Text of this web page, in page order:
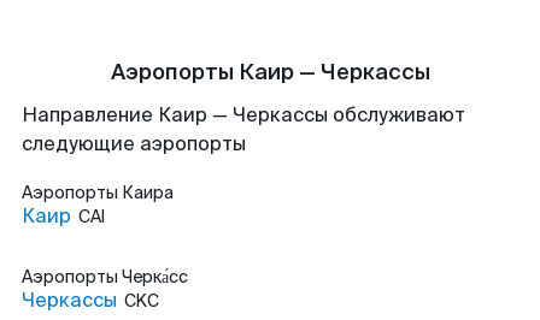
Аэропорты Каир — Черкассы
Направление Каир — Черкассы обслуживают
следующие аэропорты
Аэропорты Каира
Каир CAI
Аэропорты Черка́сс
Черкассы CKC